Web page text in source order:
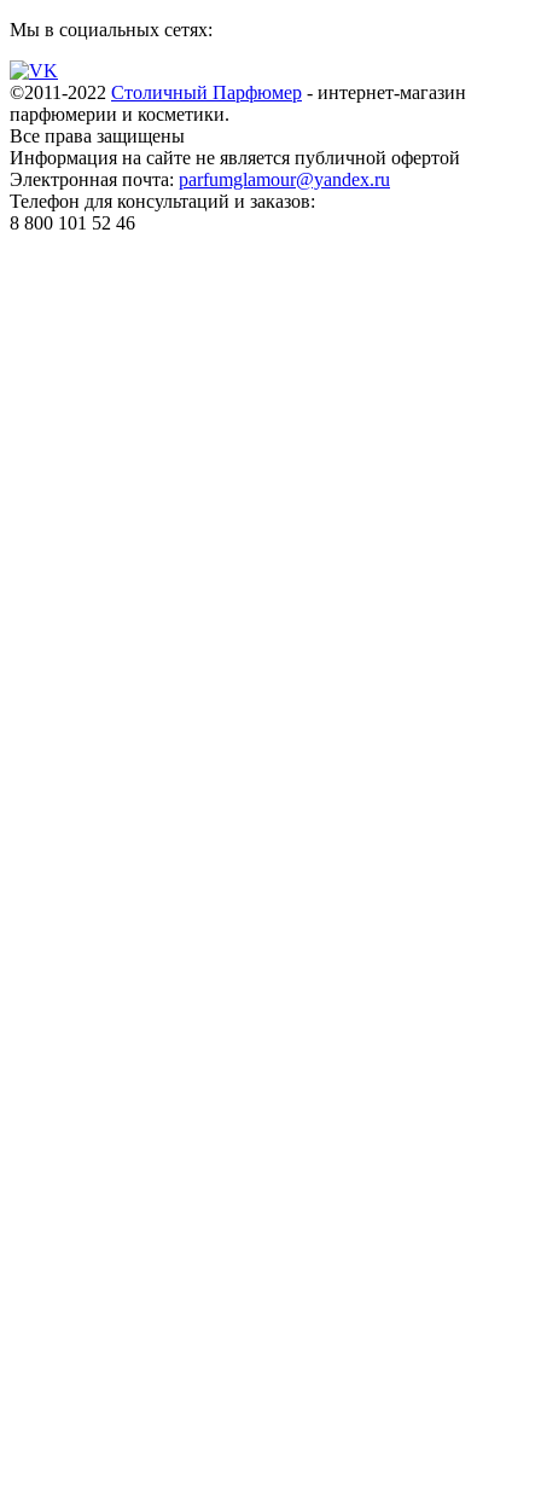
Мы в социальных сетях:
©2011-2022 Столичный Парфюмер - интернет-магазин
парфюмерии и косметики.
Все права защищены
Информация на сайте не является публичной офертой
Электронная почта: parfumglamour@yandex.ru
Телефон для консультаций и заказов:
8 800 101 52 46